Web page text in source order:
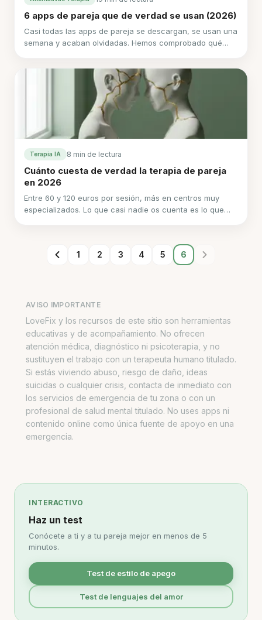
6 apps de pareja que de verdad se usan (2026)
Casi todas las apps de pareja se descargan, se usan una
semana y acaban olvidadas. Hemos comprobado qué
Terapia IA 8 min de lectura
Cuánto cuesta de verdad la terapia de pareja
en 2026
Entre 60 y 120 euros por sesión, más en centros muy
especializados. Lo que casi nadie os cuenta es lo que
1 2 3 4 5 6
AVISO IMPORTANTE
LoveFix y los recursos de este sitio son herramientas
educativas y de acompañamiento. No ofrecen
atención médica, diagnóstico ni psicoterapia, y no
sustituyen el trabajo con un terapeuta humano titulado.
Si estás viviendo abuso, riesgo de daño, ideas
suicidas o cualquier crisis, contacta de inmediato con
los servicios de emergencia de tu zona o con un
profesional de salud mental titulado. No uses apps ni
contenido online como única fuente de apoyo en una
emergencia.
INTERACTIVO
Haz un test
Conócete a ti y a tu pareja mejor en menos de 5
minutos.
Test de estilo de apego
Test de lenguajes del amor